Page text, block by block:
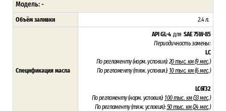
Модель: -
Объём заливки 2.4 л.
Спецификация масла
API GL-4дляSAE 75W-85
Периодичность замены:
LC
По регламенту (норм. условия): 20 тыс. км (9 мес.)
По регламенту (тяж. условия): 10 тыс. км (6 мес.)
LC6T32
По регламенту (норм. условия): 100 тыс. км (33 мес.)
По регламенту (тяж. условия):50 тыс. км (24 мес.)